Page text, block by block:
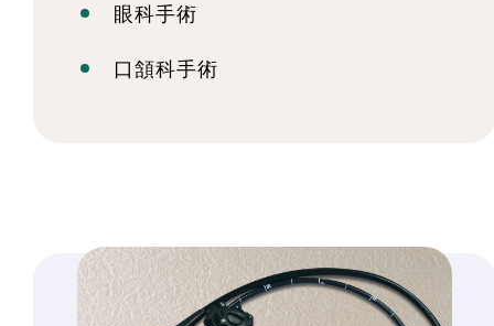
眼科手術
口頷科手術